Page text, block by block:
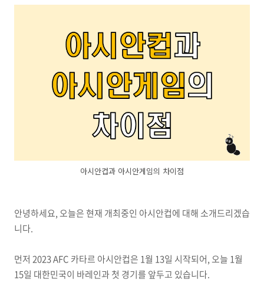
아시안컵과 아시안게임의 차이점
안녕하세요, 오늘은 현재 개최중인 아시안컵에 대해 소개드리겠습
니다.
먼저 2023 AFC 카타르 아시안컵은 1월 13일 시작되어, 오늘 1월
15일 대한민국이 바레인과 첫 경기를 앞두고 있습니다.